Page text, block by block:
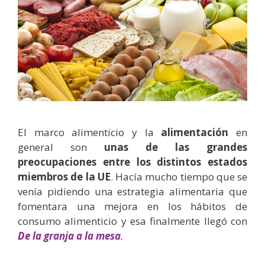
El marco alimenticio y la alimentación en
general son unas de las grandes
preocupaciones entre los distintos estados
miembros de la UE. Hacía mucho tiempo que se
venía pidiendo una estrategia alimentaria que
fomentara una mejora en los hábitos de
consumo alimenticio y esa finalmente llegó con
De la granja a la mesa.